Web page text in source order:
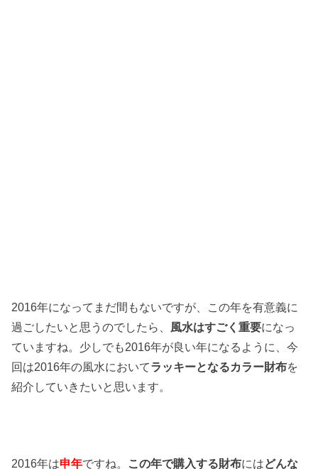
2016年になってまだ間もないですが、この年を有意義に
過ごしたいと思うのでしたら、 風水はすごく重要になっ
ていますね。少しでも2016年が良い年になるように、今
回は2016年の風水においてラッキーとなるカラー財布を
紹介していきたいと思います。
2016年は申年ですね。 この年で購入する財布にはどんな